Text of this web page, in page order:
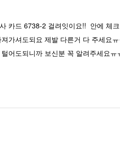
카드 6738-2 걸려잇이요!! 안에 체
가셔도되요 제발 다른거 다 주세요
어도되니까 보신분 꼭 알려주세요ㅠ